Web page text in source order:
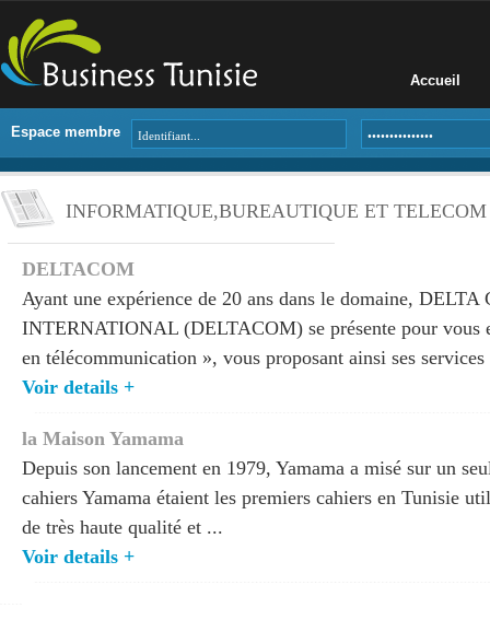
Accueil
Espace membre
INFORMATIQUE,BUREAUTIQUE ET TELECOM
DELTACOM
Ayant une expérience de 20 ans dans le domaine,
INTERNATIONAL (DELTACOM) se présente pour vous
en télécommunication », vous proposant ainsi ses
Voir details +
la Maison Yamama
Depuis son lancement en 1979, Yamama a misé sur un
cahiers Yamama étaient les premiers cahiers en Tunisie
de très haute qualité et ...
Voir details +